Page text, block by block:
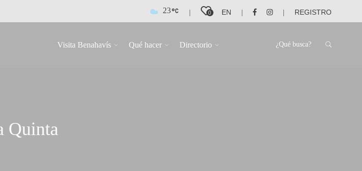
23 0 EN REGISTRO
Visita Benahavís Qué hacer Directorio
Quinta